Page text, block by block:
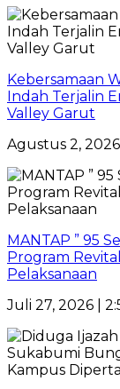
Kebersamaan
Indah Terjalin
Valley Garut
Agustus 2,
MANTAP ” 95
Program
Pelaksanaan
Juli 27, 2026 |